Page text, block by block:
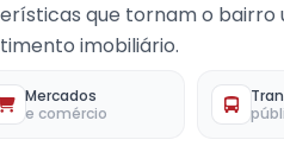
que tornam o
imobiliário.
Mercados
e comércio